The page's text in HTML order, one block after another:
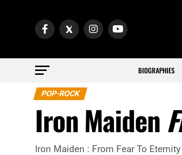
BIOGRAPHIES
POP-ROCK
Iron Maiden
Iron Maiden : From Fear To